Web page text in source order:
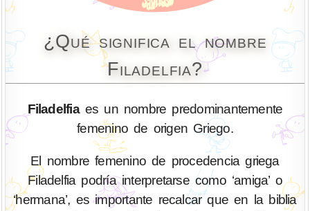
¿Qué significa el nombre
Filadelfia?
Filadelfiaes un nombre predominantemente
femenino de origen Griego.
El nombre femenino de procedencia griega
Filadelfia podría interpretarse como ‘amiga’ o
‘hermana’, es importante recalcar que en la biblia